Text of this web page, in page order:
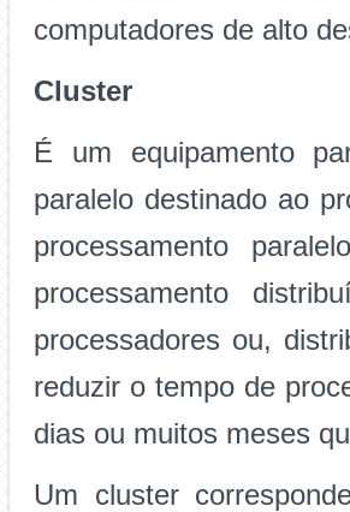
computadores de alto
Cluster
É um equipamento
paralelo destinado ao
processamento
processamento
processadores ou,
reduzir o tempo de
dias ou muitos meses
Um cluster